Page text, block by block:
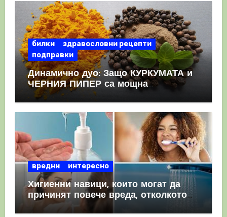
билки
здравословни рецепти
подправки
Динамично дуо: Защо КУРКУМАТА и
ЧЕРНИЯ ПИПЕР са мощна
комбинация
вредни интересно
Хигиенни навици, които могат да
причинят повече вреда, отколкото
полза